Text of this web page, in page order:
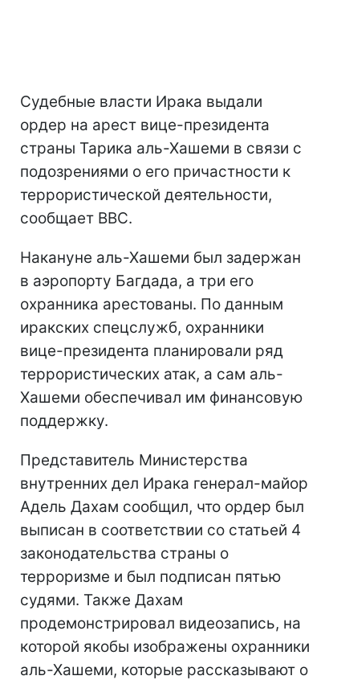
Судебные власти Ирака выдали
ордер на арест вице-президента
страны Тарика аль-Хашеми в связи с
подозрениями о его причастности к
террористической деятельности,
сообщает BBC.
Накануне аль-Хашеми был задержан
в аэропорту Багдада, а три его
охранника арестованы. По данным
иракских спецслужб, охранники
вице-президента планировали ряд
террористических атак, а сам аль-
Хашеми обеспечивал им финансовую
поддержку.
Представитель Министерства
внутренних дел Ирака генерал-майор
Адель Дахам сообщил, что ордер был
выписан в соответствии со статьей 4
законодательства страны о
терроризме и был подписан пятью
судями. Также Дахам
продемонстрировал видеозапись, на
которой якобы изображены охранники
аль-Хашеми, которые рассказывают о